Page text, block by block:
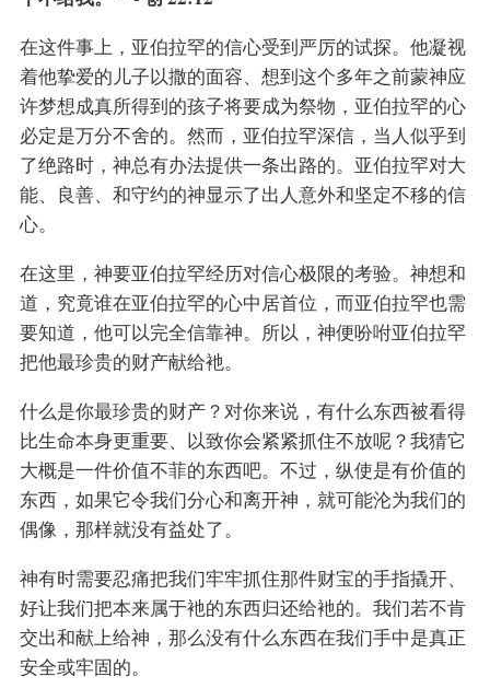
在这件事上，亚伯拉罕的信心受到严厉的试探。他凝视
着他挚爱的儿子以撒的面容、想到这个多年之前蒙神应
许梦想成真所得到的孩子将要成为祭物，亚伯拉罕的心
必定是万分不舍的。然而，亚伯拉罕深信，当人似乎到
了绝路时，神总有办法提供一条出路的。亚伯拉罕对大
能、良善、和守约的神显示了出人意外和坚定不移的信
心。
在这里，神要亚伯拉罕经历对信心极限的考验。神想和
道，究竟谁在亚伯拉罕的心中居首位，而亚伯拉罕也需
要知道，他可以完全信靠神。所以，神便吩咐亚伯拉罕
把他最珍贵的财产献给衪。
什么是你最珍贵的财产？对你来说，有什么东西被看得
比生命本身更重要、以致你会紧紧抓住不放呢？我猜它
大概是一件价值不菲的东西吧。不过，纵使是有价值的
东西，如果它令我们分心和离开神，就可能沦为我们的
偶像，那样就没有益处了。
神有时需要忍痛把我们牢牢抓住那件财宝的手指撬开、
好让我们把本来属于衪的东西归还给衪的。我们若不肯
交出和献上给神，那么没有什么东西在我们手中是真正
安全或牢固的。